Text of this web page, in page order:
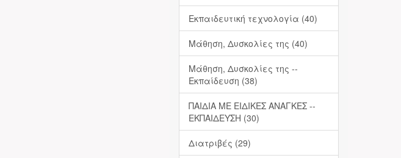
Εκπαιδευτική τεχνολογία (40)
Μάθηση, Δυσκολίες της (40)
Μάθηση, Δυσκολίες της --
Εκπαίδευση (38)
ΠΑΙΔΙΑ ΜΕ ΕΙΔΙΚΕΣ ΑΝΑΓΚΕΣ --
ΕΚΠΑΙΔΕΥΣΗ (30)
Διατριβές (29)